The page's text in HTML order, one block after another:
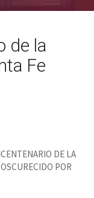
de la
Fe
DE LA
POR